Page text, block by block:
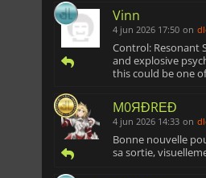
Vinn
4 jun 2026 17:50 on
Control: Resonant
and explosive
this could be one
M0ЯĐRΕĐ
4 jun 2026 14:33 on
Bonne nouvelle
sa sortie,